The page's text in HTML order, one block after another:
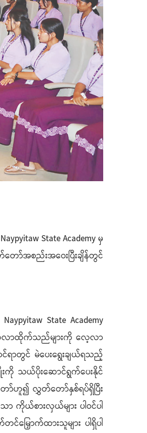
State Academy မှ
ာ်အစည်းအဝေးပြီးချိန်တွင်
State Academy
ေ့လာထိုက်သည်များကို လေ့လာ
တွင် မဲပေးရွေးချယ်ရသည့်
ကို သယ်ပိုးဆောင်ရွက်ပေးနိုင်
ာ်ဟူ၍ လွှတ်တော်နှစ်ရပ်ရှိပြီး
ယ်စားလှယ်များ ပါဝင်ပါ
ောက်ထားသူများ ပါရှိပါ